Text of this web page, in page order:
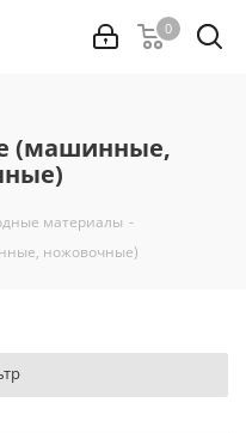
0
(машинные,
материалы -
ножовочные)